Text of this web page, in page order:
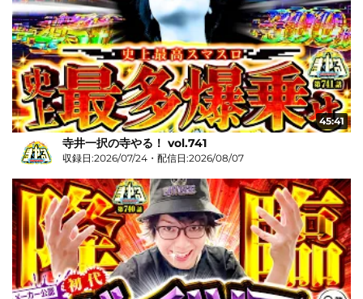
45:41
寺井一択の寺やる！ vol.741
収録日:2026/07/24・配信日:2026/08/07